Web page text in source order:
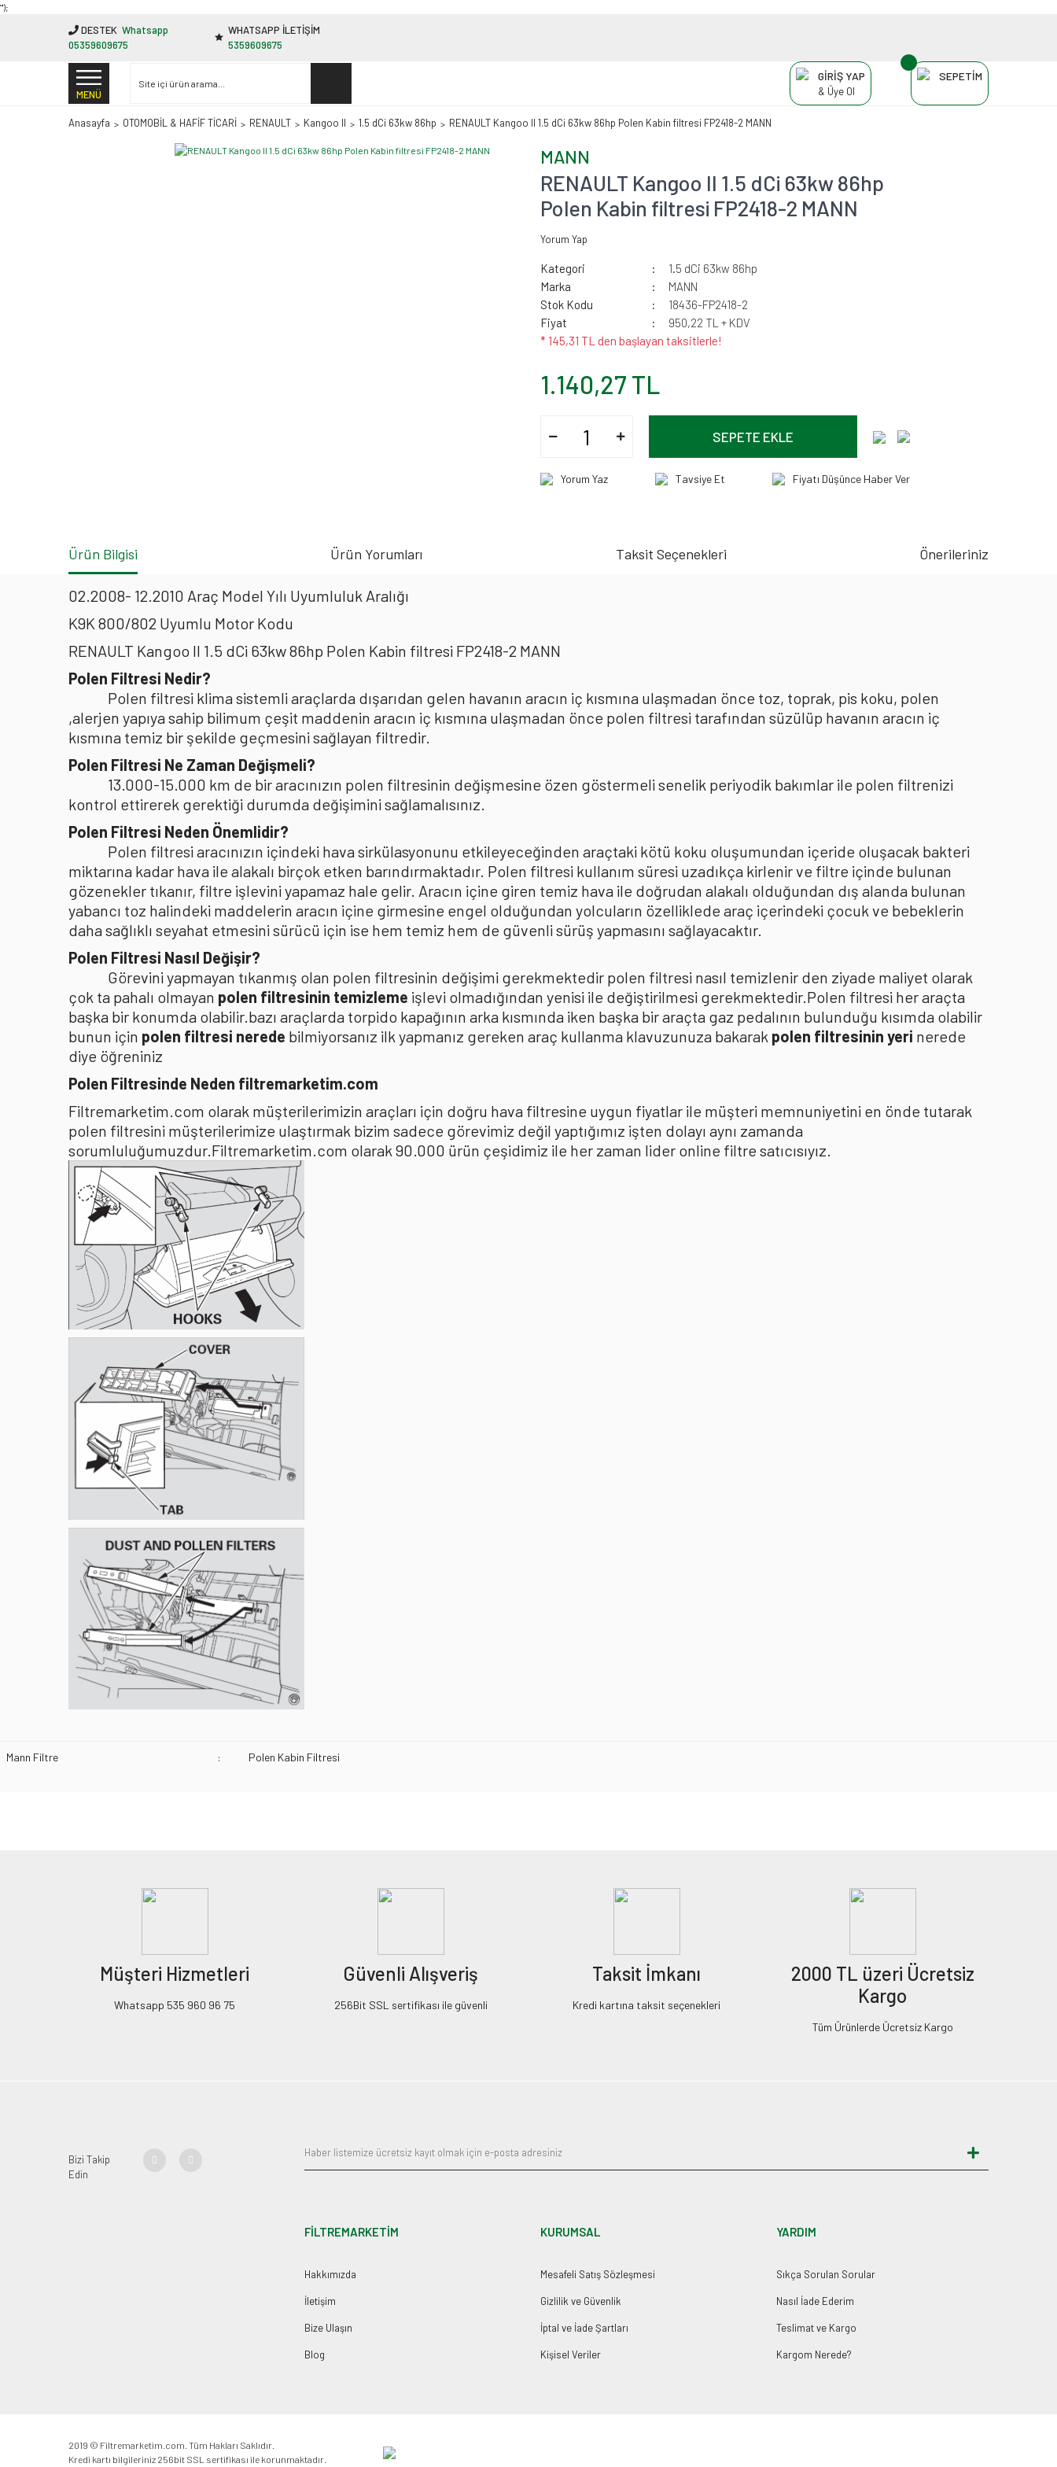
"');
DESTEK Whatsapp
05359609675
WHATSAPP İLETİŞİM
5359609675
MENÜ
GİRİŞ YAP
& Üye Ol
SEPETİM
Anasayfa OTOMOBİL & HAFİF TİCARİ RENAULT Kangoo II 1.5 dCi 63kw 86hp RENAULT Kangoo II 1.5 dCi 63kw 86hp Polen Kabin filtresi FP2418-2 MANN
MANN
RENAULT Kangoo II 1.5 dCi 63kw 86hp
Polen Kabin filtresi FP2418-2 MANN
Yorum Yap
Kategori
1.5 dCi 63kw 86hp
Marka
MANN
Stok Kodu
18436-FP2418-2
Fiyat
950,22 TL + KDV
* 145,31 TL den başlayan taksitlerle!
1.140,27 TL
SEPETE EKLE
Yorum Yaz Tavsiye Et Fiyatı Düşünce Haber Ver
Ürün Bilgisi Ürün Yorumları Taksit Seçenekleri Önerileriniz
02.2008- 12.2010 Araç Model Yılı Uyumluluk Aralığı
K9K 800/802 Uyumlu Motor Kodu
RENAULT Kangoo II 1.5 dCi 63kw 86hp Polen Kabin filtresi FP2418-2 MANN
Polen Filtresi Nedir?
Polen filtresi klima sistemli araçlarda dışarıdan gelen havanın aracın iç kısmına ulaşmadan önce toz, toprak, pis koku, polen
,alerjen yapıya sahip bilimum çeşit maddenin aracın iç kısmına ulaşmadan önce polen filtresi tarafından süzülüp havanın aracın iç
kısmına temiz bir şekilde geçmesini sağlayan filtredir.
Polen Filtresi Ne Zaman Değişmeli?
13.000-15.000 km de bir aracınızın polen filtresinin değişmesine özen göstermeli senelik periyodik bakımlar ile polen filtrenizi
kontrol ettirerek gerektiği durumda değişimini sağlamalısınız.
Polen Filtresi Neden Önemlidir?
Polen filtresi aracınızın içindeki hava sirkülasyonunu etkileyeceğinden araçtaki kötü koku oluşumundan içeride oluşacak bakteri
miktarına kadar hava ile alakalı birçok etken barındırmaktadır. Polen filtresi kullanım süresi uzadıkça kirlenir ve filtre içinde bulunan
gözenekler tıkanır, filtre işlevini yapamaz hale gelir. Aracın içine giren temiz hava ile doğrudan alakalı olduğundan dış alanda bulunan
yabancı toz halindeki maddelerin aracın içine girmesine engel olduğundan yolcuların özelliklede araç içerindeki çocuk ve bebeklerin
daha sağlıklı seyahat etmesini sürücü için ise hem temiz hem de güvenli sürüş yapmasını sağlayacaktır.
Polen Filtresi Nasıl Değişir?
Görevini yapmayan tıkanmış olan polen filtresinin değişimi gerekmektedir polen filtresi nasıl temizlenir den ziyade maliyet olarak
çok ta pahalı olmayan polen filtresinin temizleme işlevi olmadığından yenisi ile değiştirilmesi gerekmektedir.Polen filtresi her araçta
başka bir konumda olabilir.bazı araçlarda torpido kapağının arka kısmında iken başka bir araçta gaz pedalının bulunduğu kısımda olabilir
bunun için polen filtresi nerede bilmiyorsanız ilk yapmanız gereken araç kullanma klavuzunuza bakarak polen filtresinin yeri nerede
diye öğreniniz
Polen Filtresinde Neden filtremarketim.com
Filtremarketim.com olarak müşterilerimizin araçları için doğru hava filtresine uygun fiyatlar ile müşteri memnuniyetini en önde tutarak
polen filtresini müşterilerimize ulaştırmak bizim sadece görevimiz değil yaptığımız işten dolayı aynı zamanda
sorumluluğumuzdur.Filtremarketim.com olarak 90.000 ürün çeşidimiz ile her zaman lider online filtre satıcısıyız.
Mann Filtre : Polen Kabin Filtresi
Müşteri Hizmetleri
Whatsapp 535 960 96 75
Güvenli Alışveriş
256Bit SSL sertifikası ile güvenli
Taksit İmkanı
Kredi kartına taksit seçenekleri
2000 TL üzeri Ücretsiz
Kargo
Tüm Ürünlerde Ücretsiz Kargo
Bizi Takip
Edin
FİLTREMARKETİM
Hakkımızda
İletişim
Bize Ulaşın
Blog
KURUMSAL
Mesafeli Satış Sözleşmesi
Gizlilik ve Güvenlik
İptal ve İade Şartları
Kişisel Veriler
YARDIM
Sıkça Sorulan Sorular
Nasıl İade Ederim
Teslimat ve Kargo
Kargom Nerede?
2019 © Filtremarketim.com. Tüm Hakları Saklıdır.
Kredi kartı bilgileriniz 256bit SSL sertifikası ile korunmaktadır.